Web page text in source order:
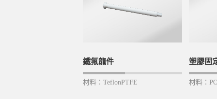
鐵氟龍件
材料：TeflonPTFE
塑膠固
材料：